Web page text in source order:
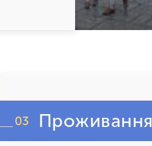
03 Проживання